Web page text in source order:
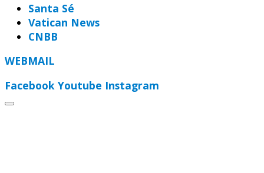
Santa Sé
Vatican News
CNBB
WEBMAIL
Facebook Youtube Instagram